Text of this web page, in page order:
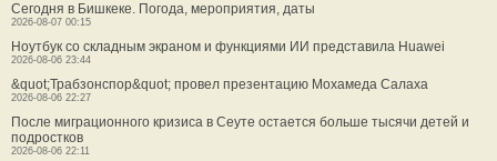
Сегодня в Бишкеке. Погода, мероприятия, даты
2026-08-07 00:15
Ноутбук со складным экраном и функциями ИИ представила Huawei
2026-08-06 23:44
&quot;Трабзонспор&quot; провел презентацию Мохамеда Салаха
2026-08-06 22:27
После миграционного кризиса в Сеуте остается больше тысячи детей и
подростков
2026-08-06 22:11